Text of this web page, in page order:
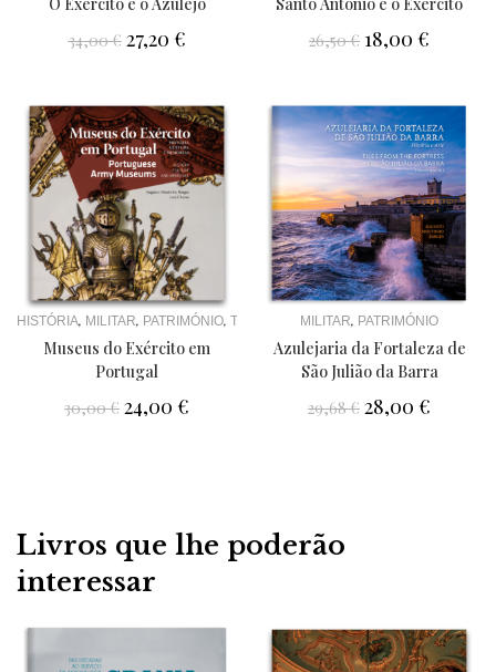
34,00€ 27,20 €
26,50€ 18,00 €
HISTÓRIA, MILITAR, PATRIMÓNIO, TURISMO
Museus do Exército em
Portugal
30,00€ 24,00 €
MILITAR, PATRIMÓNIO
Azulejaria da Fortaleza de
São Julião da Barra
29,68€ 28,00 €
Livros que lhe poderão
interessar